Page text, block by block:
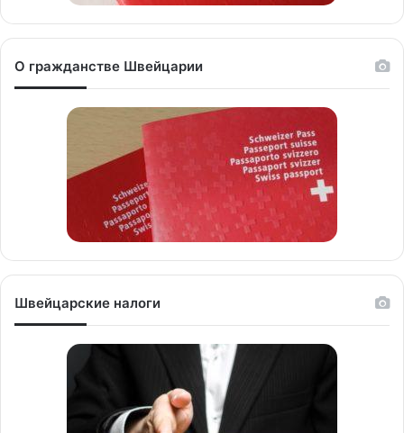
О гражданстве Швейцарии
Швейцарские налоги